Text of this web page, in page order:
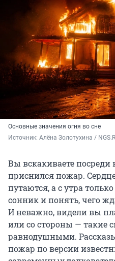
Основные значения огня во сне
Источник: Алёна Золотухина /
Вы вскакиваете
приснился пожар.
путаются, а с утра
сонник и понять, чего
И неважно, видели вы
или со стороны — такие
равнодушными.
пожар по версии